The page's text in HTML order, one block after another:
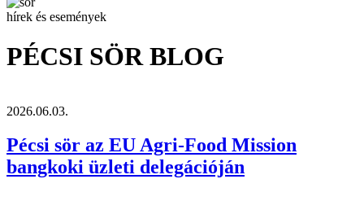
hírek és események
PÉCSI SÖR BLOG
2026.06.03.
Pécsi sör az EU Agri-Food Mission
bangkoki üzleti delegációján